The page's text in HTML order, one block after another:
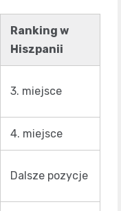
Ranking w
Hiszpanii
3. miejsce
4. miejsce
Dalsze pozycje